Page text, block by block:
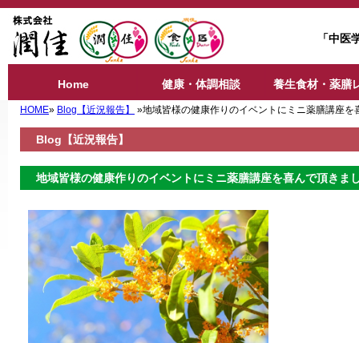
「中
Home 健康・体調相談 養生食材・薬膳
HOME» Blog【近況報告】 »地域皆様の健康作りのイベントにミニ薬膳講座
Blog【近況報告】
地域皆様の健康作りのイベントにミニ薬膳講座を喜んで頂き